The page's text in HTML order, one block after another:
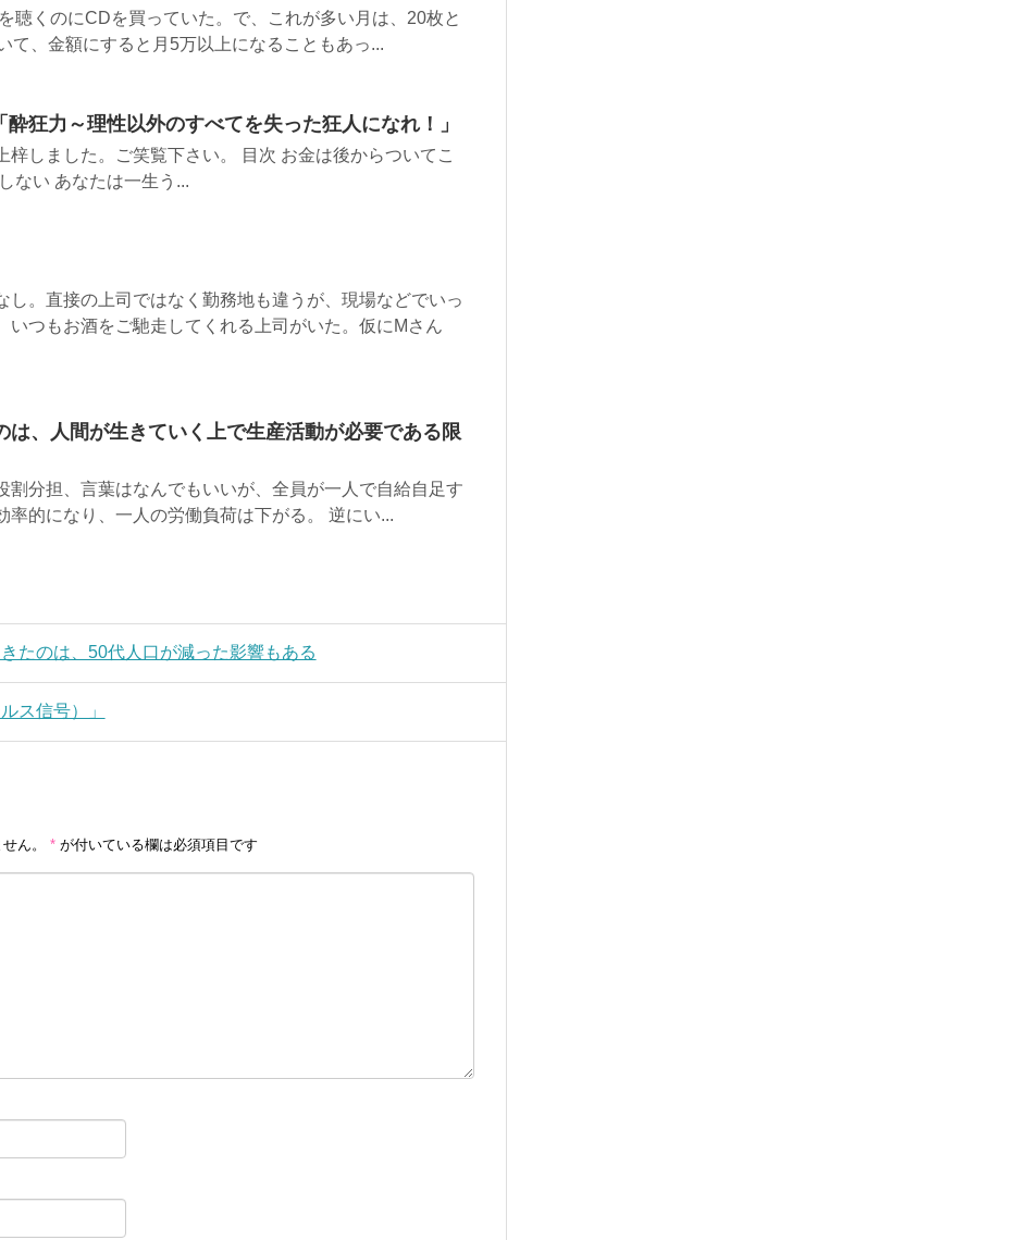
聴くのにCDを買っていた。で、これが多い月は、20枚と
て、金額にすると月5万以上になることもあっ...
狂力～理性以外のすべてを失った狂人になれ！」
梓しました。ご笑覧下さい。 目次 お金は後からついてこ
ない あなたは一生う...
し。直接の上司ではなく勤務地も違うが、現場などでいっ
いつもお酒をご馳走してくれる上司がいた。仮にMさん
は、人間が生きていく上で生産活動が必要である限
割分担、言葉はなんでもいいが、全員が一人で自給自足す
率的になり、一人の労働負荷は下がる。 逆にい...
たのは、50代人口が減った影響もある
ス信号）」
ん。 * が付いている欄は必須項目です